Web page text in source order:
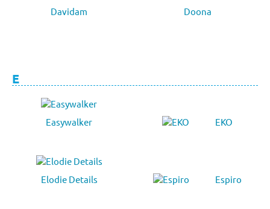
Davidam Doona
E
Easywalker EKO
Elodie Details Espiro